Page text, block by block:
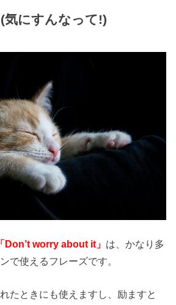
気にすんなって!)
「Don’t worry about it」 は、かなり多
で使えるフレーズです。
たときにも使えますし、励ますと